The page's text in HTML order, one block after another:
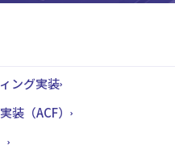
ング実装
装（ACF）